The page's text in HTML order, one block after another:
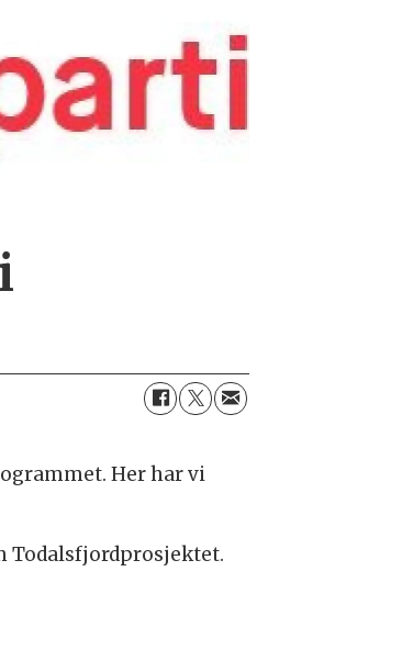
Her har vi
Todalsfjordprosjektet.